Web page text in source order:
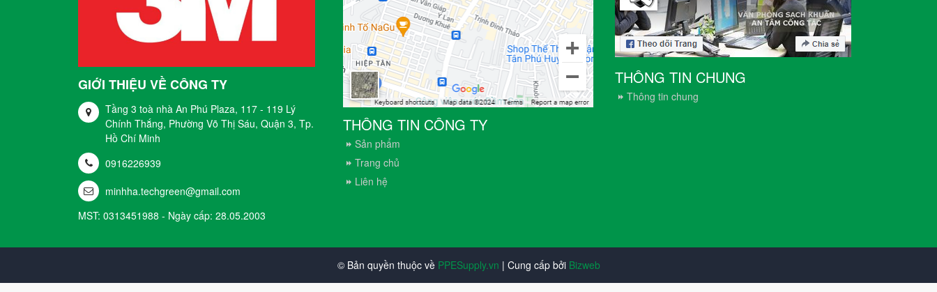
GIỚI THIỆU VỀ CÔNG TY
Tầng 3 toà nhà An Phú Plaza, 117 - 119 Lý
Chính Thắng, Phường Võ Thị Sáu, Quận 3, Tp.
Hồ Chí Minh
0916226939
minhha.techgreen@gmail.com
MST: 0313451988 - Ngày cấp: 28.05.2003
THÔNG TIN CÔNG TY
Sản phẩm
Trang chủ
Liên hệ
THÔNG TIN CHUNG
Thông tin chung
© Bản quyền thuộc về PPESupply.vn | Cung cấp bởi Bizweb